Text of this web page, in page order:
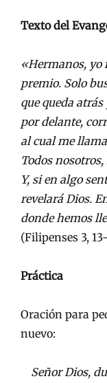
Texto del
«Hermanos, yo
premio. Solo
que queda
por delante,
al cual me
Todos
Y, si en algo
revelará Dios.
donde hemos
(Filipenses 3,
Práctica
Oración para
nuevo:
Señor Dios,